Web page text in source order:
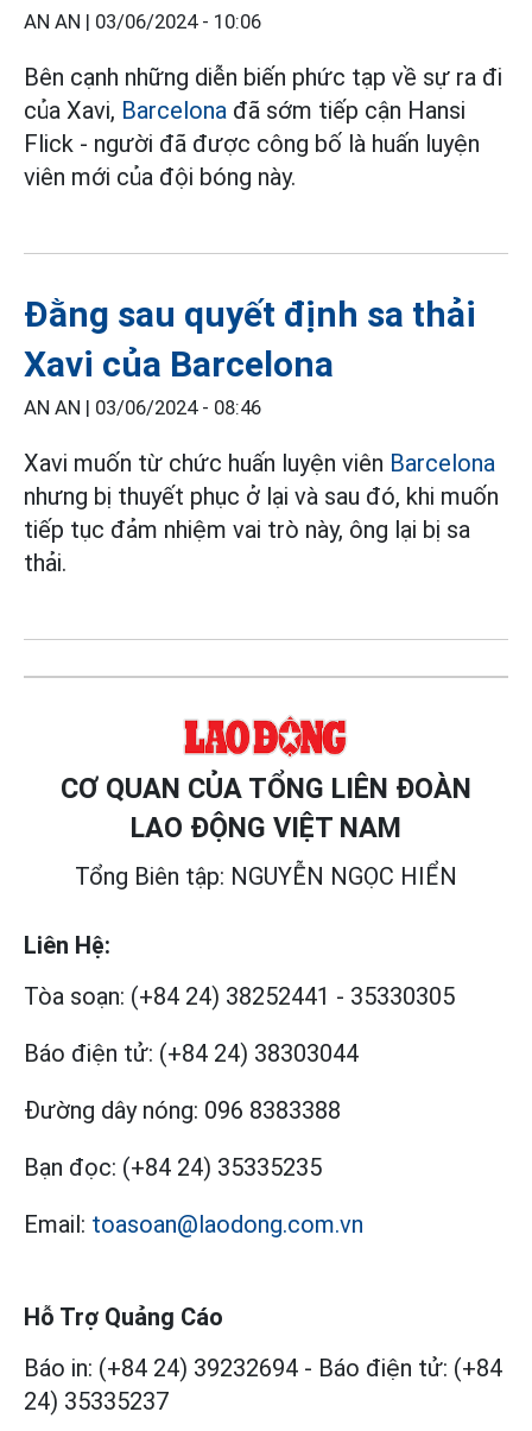
AN AN | 03/06/2024 - 10:06
Bên cạnh những diễn biến phức tạp về sự ra đi
của Xavi, Barcelona đã sớm tiếp cận Hansi
Flick - người đã được công bố là huấn luyện
viên mới của đội bóng này.
Đằng sau quyết định sa thải
Xavi của Barcelona
AN AN | 03/06/2024 - 08:46
Xavi muốn từ chức huấn luyện viên Barcelona
nhưng bị thuyết phục ở lại và sau đó, khi muốn
tiếp tục đảm nhiệm vai trò này, ông lại bị sa
thải.
CƠ QUAN CỦA TỔNG LIÊN ĐOÀN
LAO ĐỘNG VIỆT NAM
Tổng Biên tập: NGUYỄN NGỌC HIỂN
Liên Hệ:
Tòa soạn: (+84 24) 38252441 - 35330305
Báo điện tử: (+84 24) 38303044
Đường dây nóng: 096 8383388
Bạn đọc: (+84 24) 35335235
Email: toasoan@laodong.com.vn
Hỗ Trợ Quảng Cáo
Báo in: (+84 24) 39232694 - Báo điện tử: (+84
24) 35335237